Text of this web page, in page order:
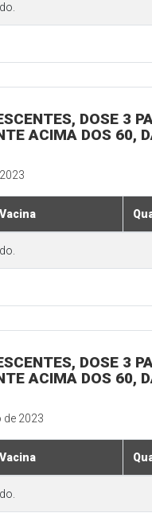
DOSE 3
ACIMA DOS 60,
Vacina
DOSE 3
ACIMA DOS 60,
de 2023
Vacina